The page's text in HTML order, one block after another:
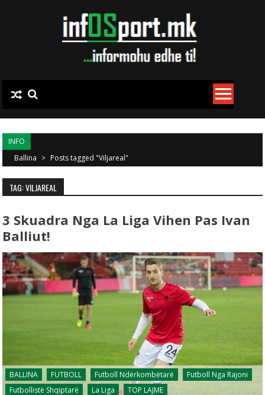
INFO
Ballina > Posts tagged "Viljareal"
TAG: VILJAREAL
3 Skuadra Nga La Liga Vihen Pas Ivan
Balliut!
BALLINA FUTBOLL Futboll Ndërkombëtarë
Futboll Nga Rajoni
Futbollistë Shqiptarë
La Liga TOP LAJME